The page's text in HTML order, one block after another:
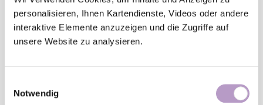
personalisieren, Ihnen Kartendienste, Videos oder andere
interaktive Elemente anzuzeigen und die Zugriffe auf
unsere Website zu analysieren.
Notwendig
lutherischen Kirchen zeigt, wie Menschenwürde,
Freiheit und Verantwortung zusammengehören –
und macht Mut, Demokratie im Alltag zu leben
„Gut begründet“ lädt dazu ein, diese
Zusammenhänge aus evangelischer Perspektive
zu entdecken und weiterzudenken.